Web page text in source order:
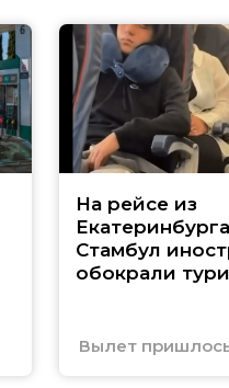
На рейсе из
Стамбул
обокрали
Вылет